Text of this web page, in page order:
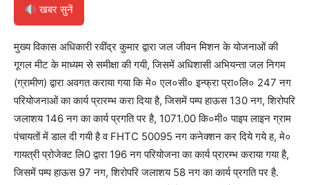
खबर सुनें
मुख्य विकास अधिकारी रवींद्र कुमार द्वारा जल जीवन मिशन के योजनाओं की
गूगल मीट के माध्यम से समीक्षा की गयी, जिसमें अधिशासी अभियन्ता जल निगम
(ग्रामीण) द्वारा अवगत कराया गया कि मे० एल०सी० इन्फ्रा प्रा०लि० 247 नग
परियोजनाओं का कार्य प्रारम्भ करा दिया है, जिसमें पम्प हाऊस 130 नग, शिरोपरि
जलाशय 146 नग का कार्य प्रगति पर है, 1071.00 कि०मी० पाइप लाइन ग्राम
पंचायतों में डाल दी गयी है व FHTC 50095 नग कनेक्शन कर दिये गये ह, मे०
गायत्री प्रोजेक्ट लि0 द्वारा 196 नग परियोजना का कार्य प्रारम्भ कराया गया है,
जिसमें पम्प हाऊस 97 नग, शिरोपरि जलाशय 58 नग का कार्य प्रगति पर है.